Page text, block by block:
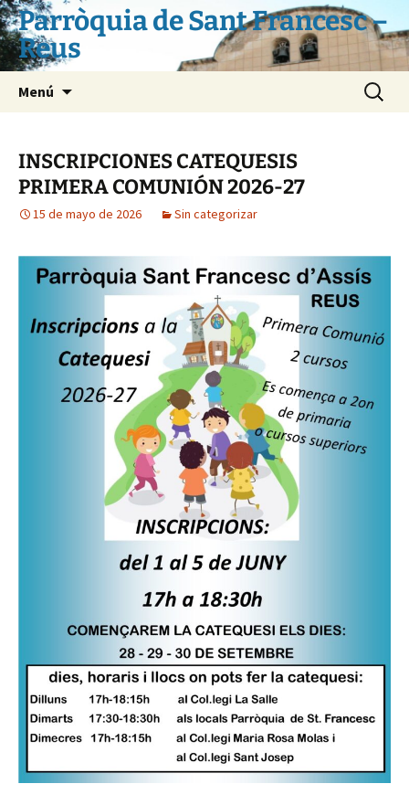
Saltar
al
contenido
Parròquia de Sant Francesc –
Reus
Menú Buscar:
INSCRIPCIONES CATEQUESIS
PRIMERA COMUNIÓN 2026-27
15 de mayo de 2026 Sin categorizar